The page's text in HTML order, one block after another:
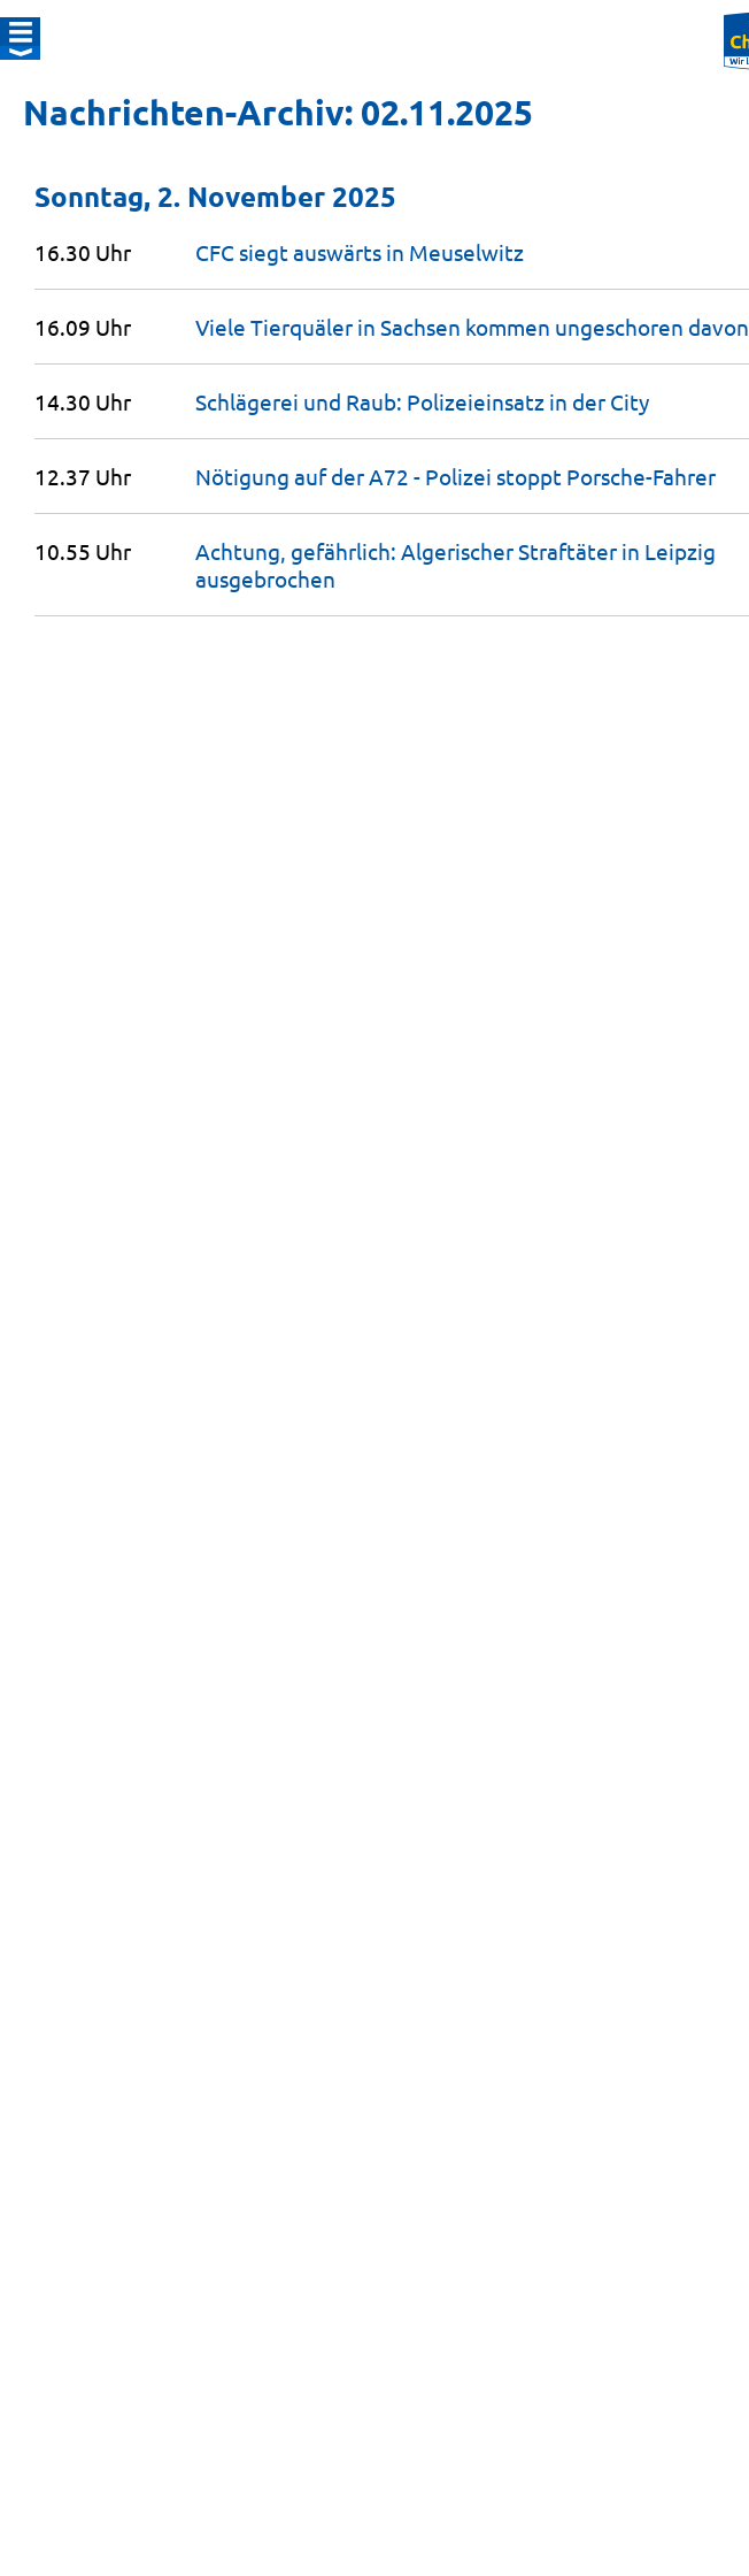
Nachrichten-Archiv: 02.11.2025
Sonntag, 2. November 2025
16.30 Uhr CFC siegt auswärts in Meuselwitz
16.09 Uhr Viele Tierquäler in Sachsen kommen ungeschoren davon
14.30 Uhr Schlägerei und Raub: Polizeieinsatz in der City
12.37 Uhr Nötigung auf der A72 - Polizei stoppt Porsche-Fahrer
10.55 Uhr
Achtung, gefährlich: Algerischer Straftäter in Leipzig
ausgebrochen